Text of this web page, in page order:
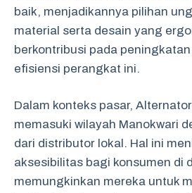
baik, menjadikannya pilihan
material serta desain yang
berkontribusi pada
efisiensi perangkat ini.
Dalam konteks pasar,
memasuki wilayah Manokwari
dari distributor lokal. Hal ini
aksesibilitas bagi konsumen di
memungkinkan mereka untuk